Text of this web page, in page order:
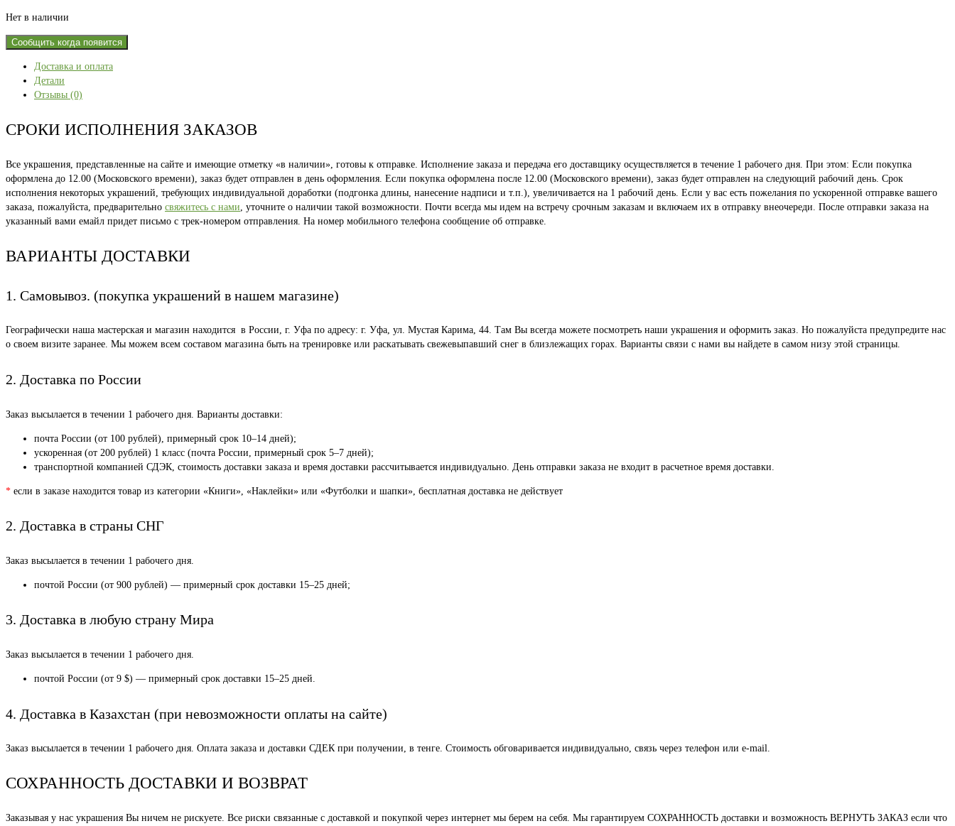
Нет в наличии
Сообщить когда появится
Доставка и оплата
Детали
Отзывы (0)
СРОКИ ИСПОЛНЕНИЯ ЗАКАЗОВ
Все украшения, представленные на сайте и имеющие отметку «в наличии», готовы к отправке. Исполнение заказа и передача его доставщику осуществляется в течение 1 рабочего дня. При этом: Если покупка
оформлена до 12.00 (Московского времени), заказ будет отправлен в день оформления. Если покупка оформлена после 12.00 (Московского времени), заказ будет отправлен на следующий рабочий день. Срок
исполнения некоторых украшений, требующих индивидуальной доработки (подгонка длины, нанесение надписи и т.п.), увеличивается на 1 рабочий день. Если у вас есть пожелания по ускоренной отправке вашего
заказа, пожалуйста, предварительно свяжитесь с нами, уточните о наличии такой возможности. Почти всегда мы идем на встречу срочным заказам и включаем их в отправку внеочереди. После отправки заказа на
указанный вами емайл придет письмо с трек-номером отправления. На номер мобильного телефона сообщение об отправке.
ВАРИАНТЫ ДОСТАВКИ
1. Самовывоз. (покупка украшений в нашем магазине)
Географически наша мастерская и магазин находится в России, г. Уфа по адресу: г. Уфа, ул. Мустая Карима, 44. Там Вы всегда можете посмотреть наши украшения и оформить заказ. Но пожалуйста предупредите нас
о своем визите заранее. Мы можем всем составом магазина быть на тренировке или раскатывать свежевыпавший снег в близлежащих горах. Варианты связи с нами вы найдете в самом низу этой страницы.
2. Доставка по России
Заказ высылается в течении 1 рабочего дня. Варианты доставки:
почта России (от 100 рублей), примерный срок 10–14 дней);
ускоренная (от 200 рублей) 1 класс (почта России, примерный срок 5–7 дней);
транспортной компанией СДЭК, стоимость доставки заказа и время доставки рассчитывается индивидуально. День отправки заказа не входит в расчетное время доставки.
* если в заказе находится товар из категории «Книги», «Наклейки» или «Футболки и шапки», бесплатная доставка не действует
2. Доставка в страны СНГ
Заказ высылается в течении 1 рабочего дня.
почтой России (от 900 рублей) — примерный срок доставки 15–25 дней;
3. Доставка в любую страну Мира
Заказ высылается в течении 1 рабочего дня.
почтой России (от 9 $) — примерный срок доставки 15–25 дней.
4. Доставка в Казахстан (при невозможности оплаты на сайте)
Заказ высылается в течении 1 рабочего дня. Оплата заказа и доставки СДЕК при получении, в тенге. Стоимость обговаривается индивидуально, связь через телефон или e-mail.
СОХРАННОСТЬ ДОСТАВКИ И ВОЗВРАТ
Заказывая у нас украшения Вы ничем не рискуете. Все риски связанные с доставкой и покупкой через интернет мы берем на себя. Мы гарантируем СОХРАННОСТЬ доставки и возможность ВЕРНУТЬ ЗАКАЗ если что